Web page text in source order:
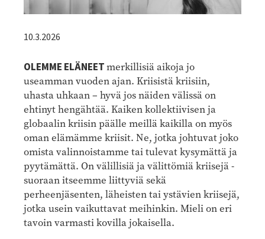
10.3.2026
OLEMME ELÄNEETmerkillisiä aikoja jo
useamman vuoden ajan. Kriisistä kriisiin,
uhasta uhkaan – hyvä jos näiden välissä on
ehtinyt hengähtää. Kaiken kollektiivisen ja
globaalin kriisin päälle meillä kaikilla on myös
oman elämämme kriisit. Ne, jotka johtuvat joko
omista valinnoistamme tai tulevat kysymättä ja
pyytämättä. On välillisiä ja välittömiä kriisejä -
suoraan itseemme liittyviä sekä
perheenjäsenten, läheisten tai ystävien kriisejä,
jotka usein vaikuttavat meihinkin. Mieli on eri
tavoin varmasti kovilla jokaisella.